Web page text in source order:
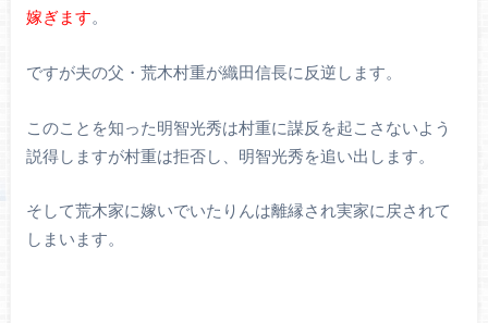
嫁ぎます。
ですが夫の父・荒木村重が織田信長に反逆します。
このことを知った明智光秀は村重に謀反を起こさないよう
説得しますが村重は拒否し、明智光秀を追い出します。
そして荒木家に嫁いでいたりんは離縁され実家に戻されて
しまいます。